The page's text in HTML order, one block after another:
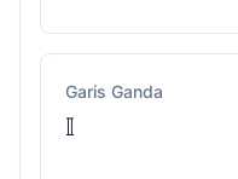
Garis Ganda
𝕀